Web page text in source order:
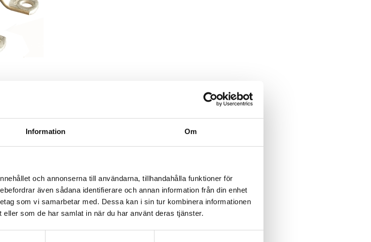
Information Om
och annonserna till användarna, tillhandahålla funktioner för
även sådana identifierare och annan information från din enhet
som vi samarbetar med. Dessa kan i sin tur kombinera informationen
som de har samlat in när du har använt deras tjänster.